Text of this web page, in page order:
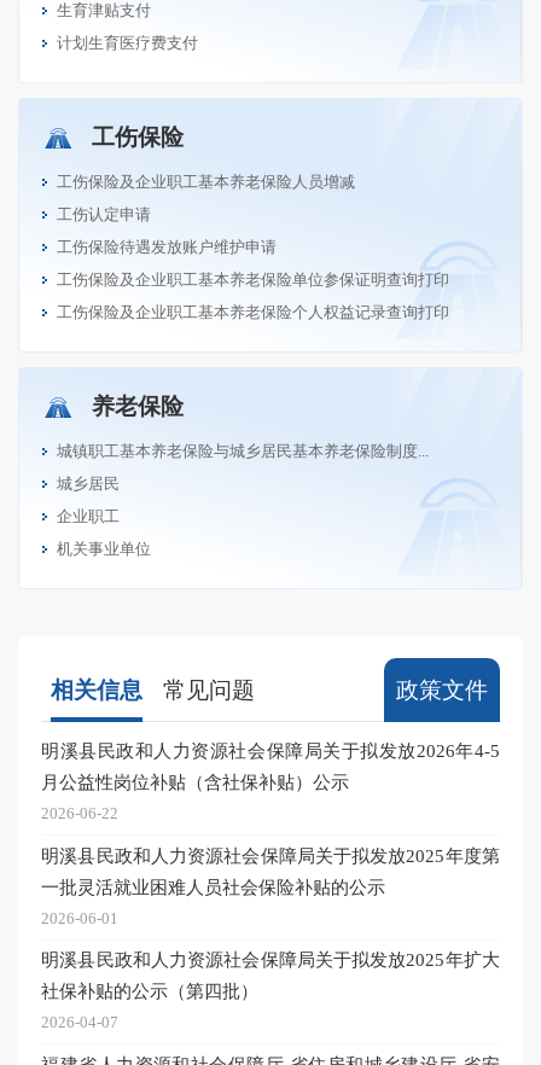
生育津贴支付
计划生育医疗费支付
工伤保险
工伤保险及企业职工基本养老保险人员增减
工伤认定申请
工伤保险待遇发放账户维护申请
工伤保险及企业职工基本养老保险单位参保证明查询打印
工伤保险及企业职工基本养老保险个人权益记录查询打印
养老保险
城镇职工基本养老保险与城乡居民基本养老保险制度...
城乡居民
企业职工
机关事业单位
相关信息 常见问题 政策文件
明溪县民政和人力资源社会保障局关于拟发放2026年4-5
月公益性岗位补贴（含社保补贴）公示
2026-06-22
明溪县民政和人力资源社会保障局关于拟发放2025年度第
一批灵活就业困难人员社会保险补贴的公示
2026-06-01
明溪县民政和人力资源社会保障局关于拟发放2025年扩大
社保补贴的公示（第四批）
2026-04-07